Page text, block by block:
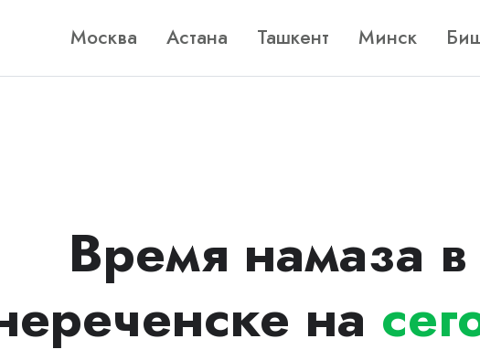
Москва Астана Ташкент Минск
Время намаза в
на